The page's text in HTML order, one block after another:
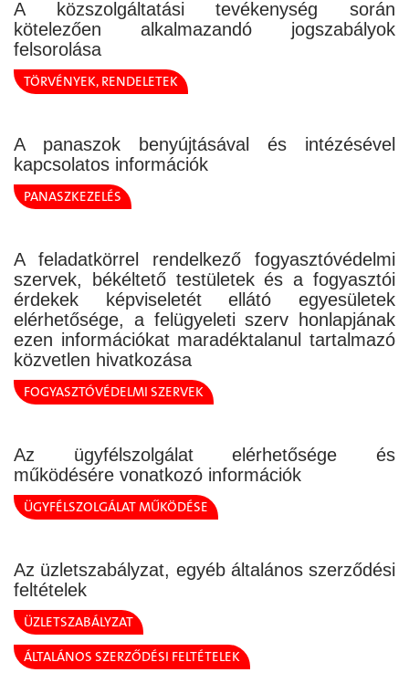
A közszolgáltatási tevékenység során
kötelezően alkalmazandó jogszabályok
felsorolása
TÖRVÉNYEK, RENDELETEK
A panaszok benyújtásával és intézésével
kapcsolatos információk
PANASZKEZELÉS
A feladatkörrel rendelkező fogyasztóvédelmi
szervek, békéltető testületek és а fogyasztói
érdekek képviseletét ellátó egyesületek
elérhetősége, a felügyeleti szerv honlapjának
ezen információkat maradéktalanul tartalmazó
közvetlen hivatkozása
FOGYASZTÓVÉDELMI SZERVEK
Az ügyfélszolgálat elérhetősége és
működésére vonatkozó információk
ÜGYFÉLSZOLGÁLAT MŰKÖDÉSE
Az üzletszabályzat, egyéb általános szerződési
feltételek
ÜZLETSZABÁLYZAT
ÁLTALÁNOS SZERZŐDÉSI FELTÉTELEK